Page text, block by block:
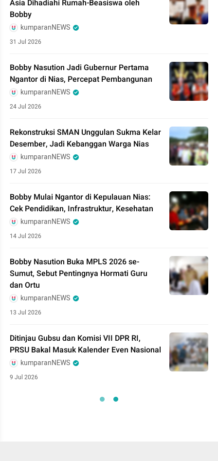
Asia Dihadiahi Rumah-Beasiswa oleh
Bobby
kumparanNEWS
31 Jul 2026
Bobby Nasution Jadi Gubernur Pertama
Ngantor di Nias, Percepat Pembangunan
kumparanNEWS
24 Jul 2026
Rekonstruksi SMAN Unggulan Sukma Kelar
Desember, Jadi Kebanggan Warga Nias
kumparanNEWS
17 Jul 2026
Bobby Mulai Ngantor di Kepulauan Nias:
Cek Pendidikan, Infrastruktur, Kesehatan
kumparanNEWS
14 Jul 2026
Bobby Nasution Buka MPLS 2026 se-
Sumut, Sebut Pentingnya Hormati Guru
dan Ortu
kumparanNEWS
13 Jul 2026
Ditinjau Gubsu dan Komisi VII DPR RI,
PRSU Bakal Masuk Kalender Even Nasional
kumparanNEWS
9 Jul 2026